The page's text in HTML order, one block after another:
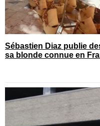
Sébastien Diaz publie
sa blonde connue en